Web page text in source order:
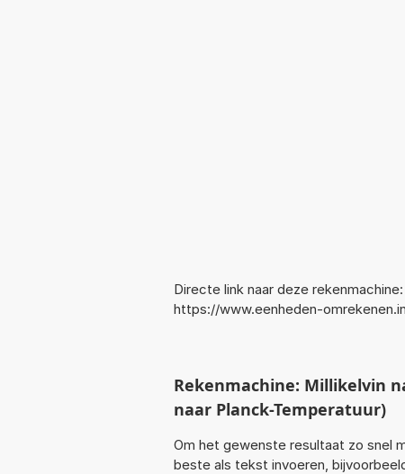
Directe link naar deze rekenmachine:
https://www.eenheden-
Rekenmachine: Millikelvin
naar Planck-Temperatuur)
Om het gewenste resultaat zo snel
beste als tekst invoeren,